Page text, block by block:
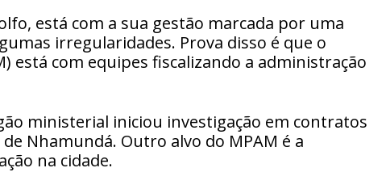
está com a sua gestão marcada por uma
irregularidades. Prova disso é que o
está com equipes fiscalizando a administração
ministerial iniciou investigação em contratos
Nhamundá. Outro alvo do MPAM é a
na cidade.